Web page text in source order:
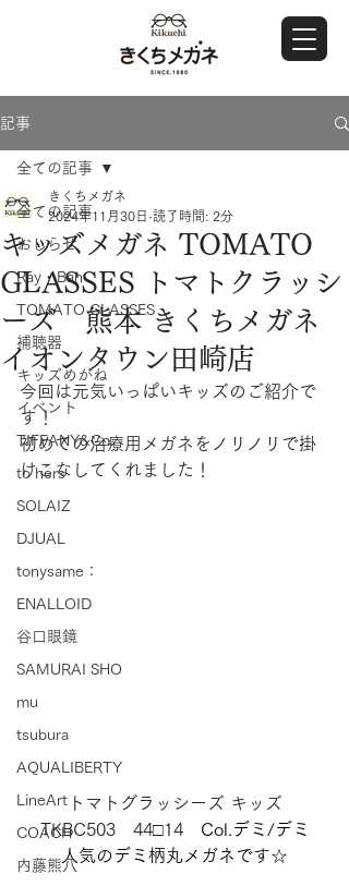
記事
全ての記事
おしらせ
Ray・Ban
TOMATO GLASSES
補聴器
キッズめがね
イベント
TIFFANY&Co.
to hers
SOLAIZ
DJUAL
tonysame：
ENALLOID
谷口眼鏡
SAMURAI SHO
mu
tsubura
AQUALIBERTY
LineArt
COACH
内藤熊八
全ての記事
キッズメガネ TOMATO
GLASSES トマトクラッシ
ーズ 熊本 きくちメガネ
イオンタウン田崎店
きくちメガネ
2024年11月30日 読了時間: 2分
今回は元気いっぱいキッズのご紹介で
す！
初めての治療用メガネをノリノリで掛
けこなしてくれました！
トマトグラッシーズ キッズ
TKBC503　44□14 Col.デミ/デミ
人気のデミ柄丸メガネです☆